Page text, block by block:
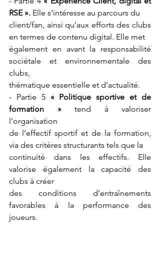
RSE ». Elle s’intéresse au parcours du
client/fan, ainsi qu’aux efforts des clubs
en termes de contenu digital. Elle met
également en avant la responsabilité
sociétale et environnementale des
clubs,
thématique essentielle et d’actualité.
- Partie 5 « Politique sportive et de
formation » tend à valoriser
l’organisation
de l’effectif sportif et de la formation,
via des critères structurants tels que la
continuité dans les effectifs. Elle
valorise également la capacité des
clubs à créer
des conditions d’entraînements
favorables à la performance des
joueurs.